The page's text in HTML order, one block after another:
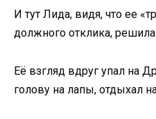
И тут Лида, видя, что ее
должного отклика,
Её взгляд вдруг упал на
голову на лапы, отдыхал